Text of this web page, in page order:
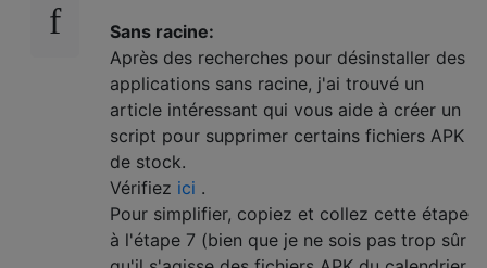
Sans racine:
Après des recherches pour désinstaller des
applications sans racine, j'ai trouvé un
article intéressant qui vous aide à créer un
script pour supprimer certains fichiers APK
de stock.
Vérifiez ici .
Pour simplifier, copiez et collez cette étape
à l'étape 7 (bien que je ne sois pas trop sûr